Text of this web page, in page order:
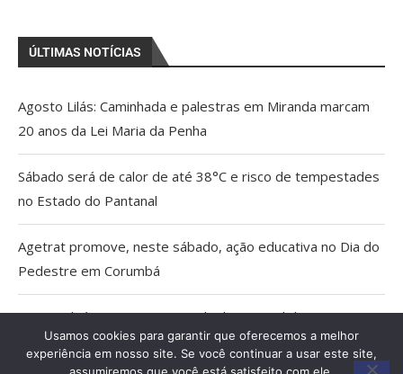
ÚLTIMAS NOTÍCIAS
Agosto Lilás: Caminhada e palestras em Miranda marcam
20 anos da Lei Maria da Penha
Sábado será de calor de até 38°C e risco de tempestades
no Estado do Pantanal
Agetrat promove, neste sábado, ação educativa no Dia do
Pedestre em Corumbá
AGU pedirá na Justiça a retirada do Discord do ar
Pais estão menos presentes na criação de filhos, aponta
Usamos cookies para garantir que oferecemos a melhor
experiência em nosso site. Se você continuar a usar este site,